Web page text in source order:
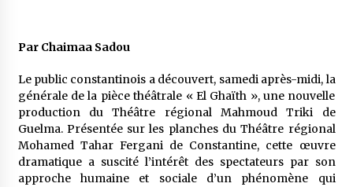
5 ans ago
Un conte targui/ Quand la tête est vide
5 ans ago
Tradition orale/ D’où viennent les contes et à
Par Chaimaa Sadou
Le public constantinois a découvert, samedi après-midi, la
générale de la pièce théâtrale « El Ghaïth », une nouvelle
production du Théâtre régional Mahmoud Triki de
Guelma. Présentée sur les planches du Théâtre régional
Mohamed Tahar Fergani de Constantine, cette œuvre
dramatique a suscité l’intérêt des spectateurs par son
approche humaine et sociale d’un phénomène qui